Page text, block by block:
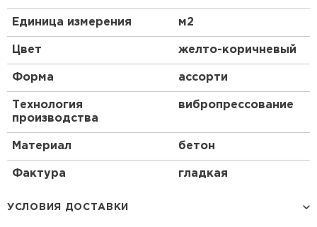
Единица измерения м2
Цвет желто-коричневый
Форма ассорти
Технология
производства
вибропрессование
Материал бетон
Фактура гладкая
УСЛОВИЯ ДОСТАВКИ